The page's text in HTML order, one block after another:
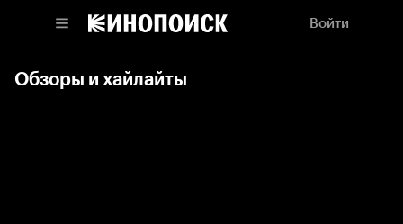
Войти
Обзоры и хайлайты